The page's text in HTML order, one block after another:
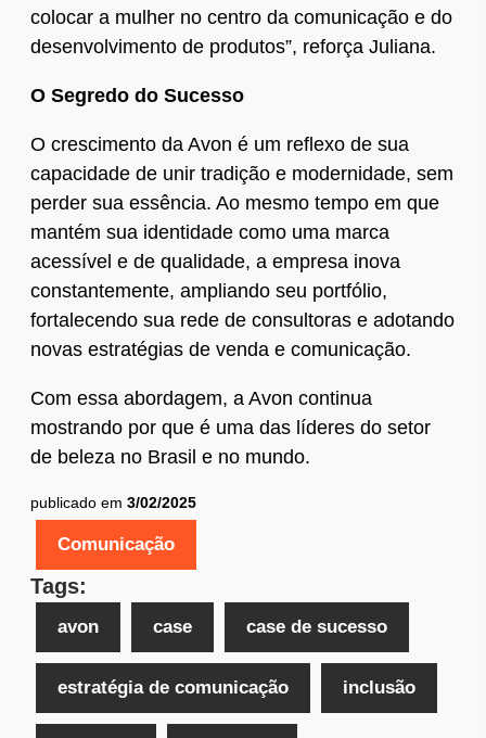
colocar a mulher no centro da comunicação e do
desenvolvimento de produtos”, reforça Juliana.
O Segredo do Sucesso
O crescimento da Avon é um reflexo de sua
capacidade de unir tradição e modernidade, sem
perder sua essência. Ao mesmo tempo em que
mantém sua identidade como uma marca
acessível e de qualidade, a empresa inova
constantemente, ampliando seu portfólio,
fortalecendo sua rede de consultoras e adotando
novas estratégias de venda e comunicação.
Com essa abordagem, a Avon continua
mostrando por que é uma das líderes do setor
de beleza no Brasil e no mundo.
publicado em 3/02/2025
Comunicação
Tags:
avon case case de sucesso
estratégia de comunicação inclusão